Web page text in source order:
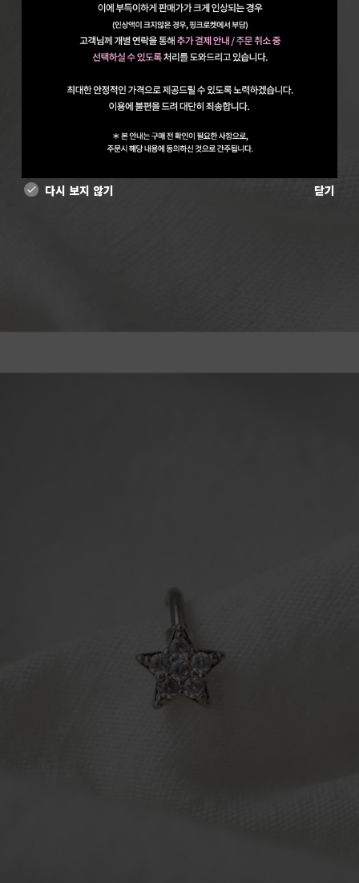
다시 보지 않기 닫기